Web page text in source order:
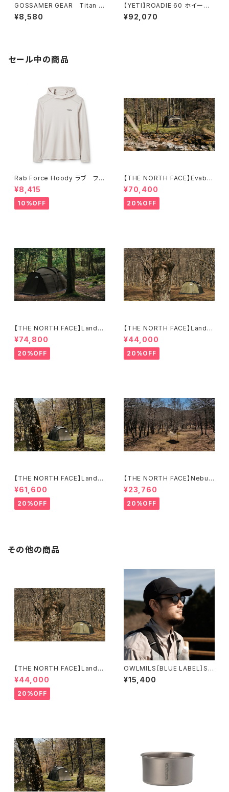
GOSSAMER GEAR Titan K
ettle Cooker 900 BLACK
¥8,580
【YETI】ROADIE 60 ホイール
付き
¥92,070
セール中の商品
Rab Force Hoody ラブ フォ
ースフーディー（メンズ）
¥8,415
10%OFF
【THE NORTH FACE】Evaba
se 6
¥70,400
20%OFF
【THE NORTH FACE】Lander
6
¥74,800
20%OFF
【THE NORTH FACE】Lander
2
¥44,000
20%OFF
【THE NORTH FACE】Lander
4
¥61,600
20%OFF
【THE NORTH FACE】Nebula
Tarp 2
¥23,760
20%OFF
その他の商品
【THE NORTH FACE】Lander
2
¥44,000
20%OFF
OWLMILS［BLUE LABEL］Sif
シフ
¥15,400